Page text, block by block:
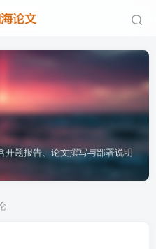
开题报告、论文撰写与部署说明